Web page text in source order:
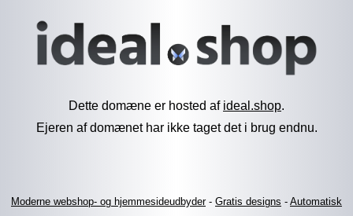
Dette domæne er hosted af ideal.shop.
Ejeren af domænet har ikke taget det i brug endnu.
Moderne webshop- og hjemmesideudbyder- Gratis designs - Automatisk